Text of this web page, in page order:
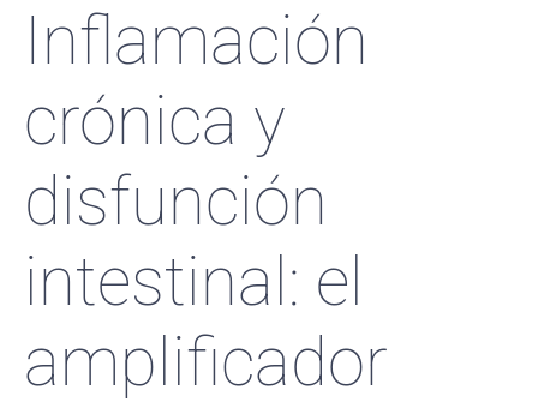
Inflamación
crónica y
disfunción
intestinal: el
amplificador